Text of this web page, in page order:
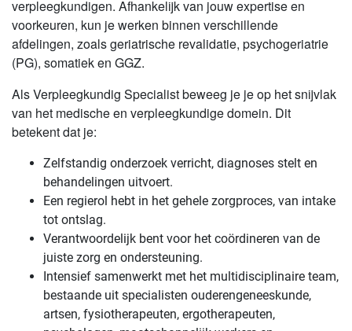
verpleegkundigen. Afhankelijk van jouw expertise en
voorkeuren, kun je werken binnen verschillende
afdelingen, zoals geriatrische revalidatie, psychogeriatrie
(PG), somatiek en GGZ.
Als Verpleegkundig Specialist beweeg je je op het snijvlak
van het medische en verpleegkundige domein. Dit
betekent dat je:
Zelfstandig onderzoek verricht, diagnoses stelt en
behandelingen uitvoert.
Een regierol hebt in het gehele zorgproces, van intake
tot ontslag.
Verantwoordelijk bent voor het coördineren van de
juiste zorg en ondersteuning.
Intensief samenwerkt met het multidisciplinaire team,
bestaande uit specialisten ouderengeneeskunde,
artsen, fysiotherapeuten, ergotherapeuten,